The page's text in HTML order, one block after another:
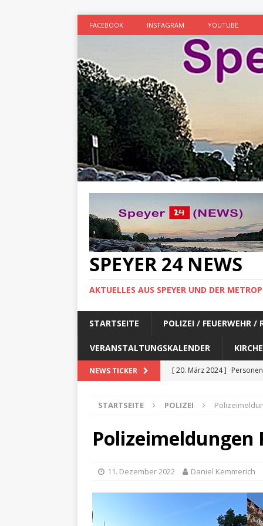
FACEBOOK INSTAGRAM YOUTUBE
SPEYER 24 NEWS
AKTUELLES AUS SPEYER UND DER
STARTSEITE POLIZEI / FEUERWEHR /
VERANSTALTUNGSKALENDER KIRCHE
NEWS TICKER [ 20. März 2024 ]
[ 17. März 2024 ]
[ 17. März 2024 ]
[ 17. März 2024 ]
[ 29. Februar 2024 ]
[ 6. Februar 2024 ]
STARTSEITE POLIZEI
Polizeimeldungen
11. Dezember 2022 Daniel Kemmerich